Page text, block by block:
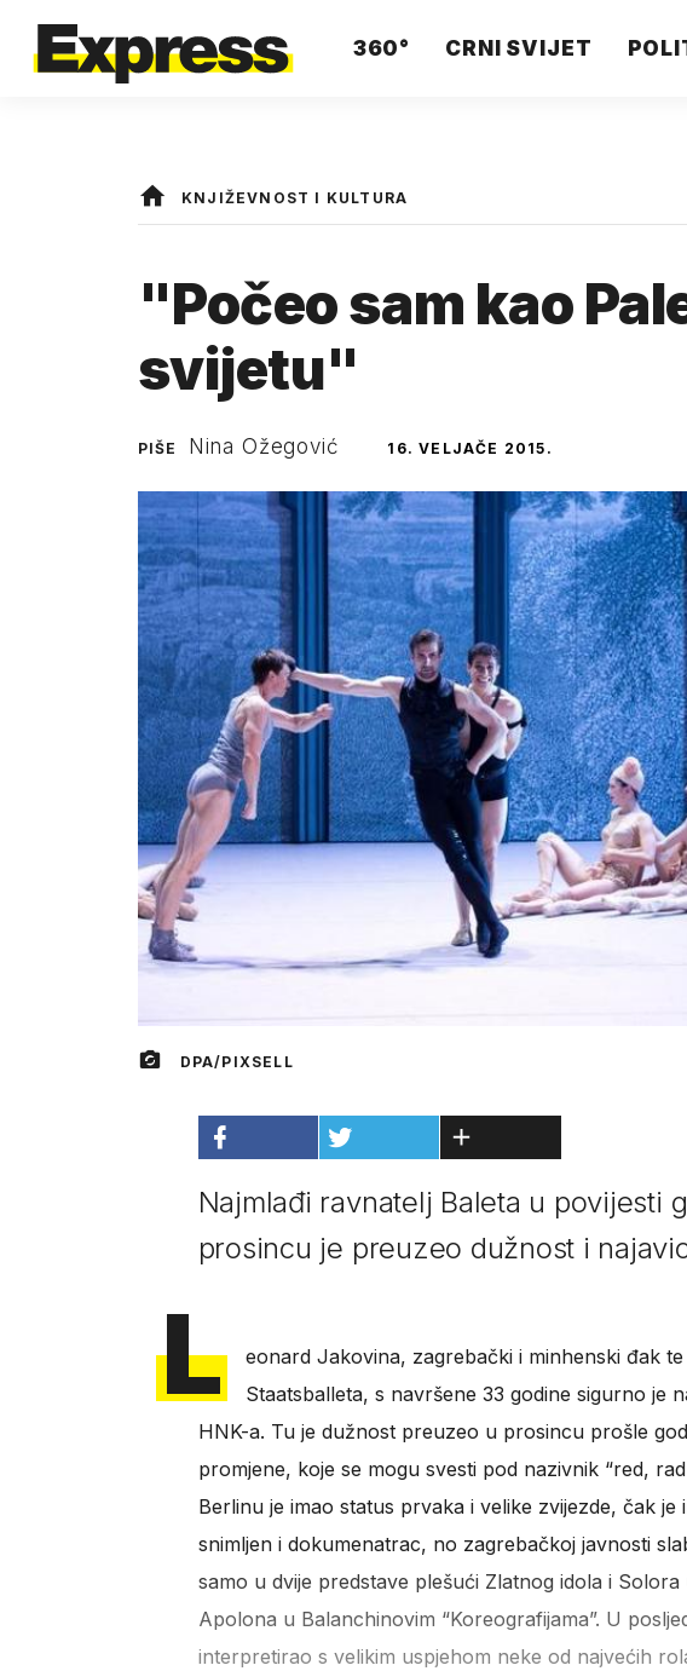
360° CRNI SVIJET
KNJIŽEVNOST I KULTURA
"Počeo sam kao
svijetu"
PIŠE Nina Ožegović 16. VELJAČE 2015.
DPA/PIXSELL
Najmlađi ravnatelj Baleta u povijesti
prosincu je preuzeo dužnost i
L
eonard Jakovina, zagrebački i minhenski đak
Staatsballeta, s navršene 33 godine sigurno je
HNK-a. Tu je dužnost preuzeo u prosincu prošle
promjene, koje se mogu svesti pod nazivnik “red,
Berlinu je imao status prvaka i velike zvijezde, čak
snimljen i dokumenatrac, no zagrebačkoj javnosti
samo u dvije predstave plešući Zlatnog idola i Solora
Apolona u Balanchinovim “Koreografijama”. U
interpretirao s velikim uspjehom neke od najvećih